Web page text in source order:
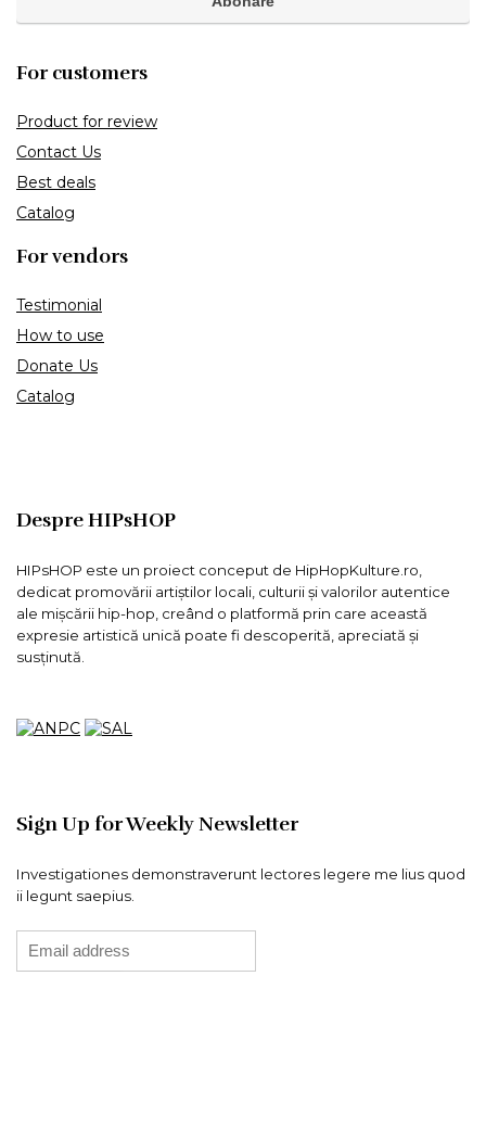
For customers
Product for review
Contact Us
Best deals
Catalog
For vendors
Testimonial
How to use
Donate Us
Catalog
Despre HIPsHOP
HIPsHOP este un proiect conceput de HipHopKulture.ro,
dedicat promovării artiștilor locali, culturii și valorilor autentice
ale mișcării hip-hop, creând o platformă prin care această
expresie artistică unică poate fi descoperită, apreciată și
susținută.
Sign Up for Weekly Newsletter
Investigationes demonstraverunt lectores legere me lius quod
ii legunt saepius.